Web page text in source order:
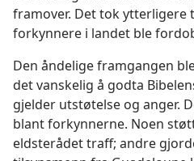
framover. Det tok ytterligere
forkynnere i landet ble
Den åndelige framgangen
det vanskelig å godta
gjelder utstøtelse og anger.
blant forkynnerne. Noen
eldsterådet traff; andre